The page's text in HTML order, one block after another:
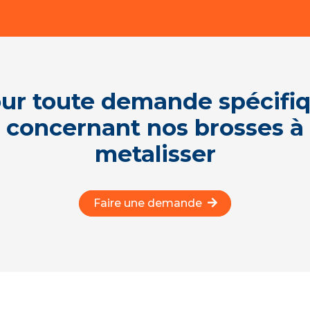
toute demande
concernant nos brosses à
metalisser
Faire une demande